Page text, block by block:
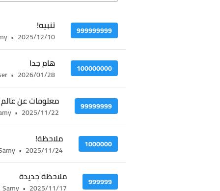
999999999 تنبيه!
2025/12/10
•
100000000 هام جدا
2026/01/28
•
99999999 معلومات عن عالم
2025/11/22
•
1000000 ملاحظة!
2025/11/24
•
999999 ملاحظة جديدة
2025/11/17
•
Samy